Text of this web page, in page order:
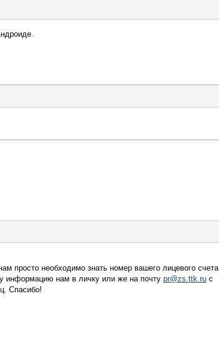
просто необходимо знать номер вашего лицевого счета
информацию нам в личку или же на почту pr@zs.ttk.ru с
Спасибо!